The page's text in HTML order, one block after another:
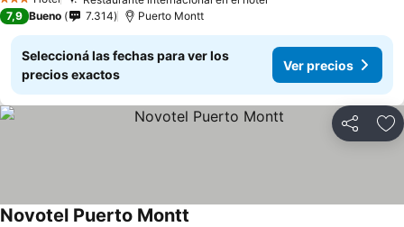
3 Estrellas
7,9 Bueno 7.314 Puerto Montt
Seleccioná las fechas para ver los
precios exactos
Ver precios
Compartir
Novotel Puerto Montt